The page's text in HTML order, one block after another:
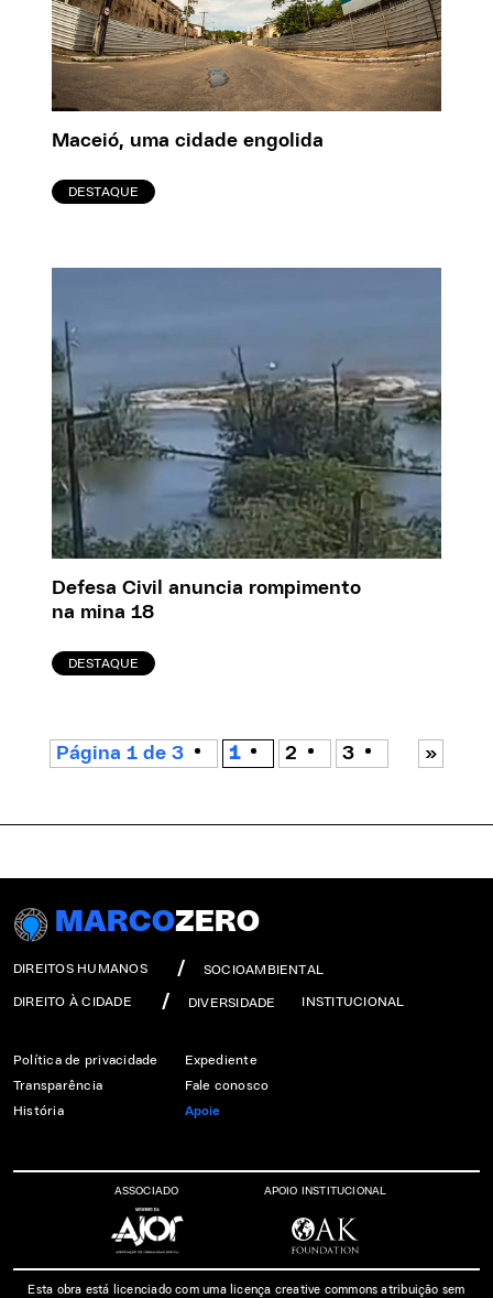
Maceió, uma cidade engolida
DESTAQUE
Defesa Civil anuncia rompimento
na mina 18
DESTAQUE
Página 1 de 3 1 2 3 »
MARCOZERO
DIREITOS HUMANOS SOCIOAMBIENTAL
DIREITO À CIDADE DIVERSIDADE INSTITUCIONAL
Política de privacidade
Transparência
História
Expediente
Fale conosco
Apoie
ASSOCIADO APOIO INSTITUCIONAL
Esta obra está licenciado com uma licença creative commons atribuição sem